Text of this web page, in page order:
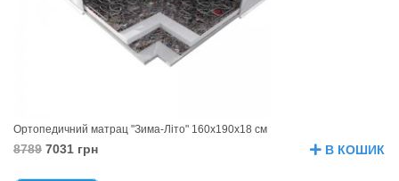
Ортопедичний матрац "Зима-Літо" 160х190х18 см
8789 7031 грн В КОШИК